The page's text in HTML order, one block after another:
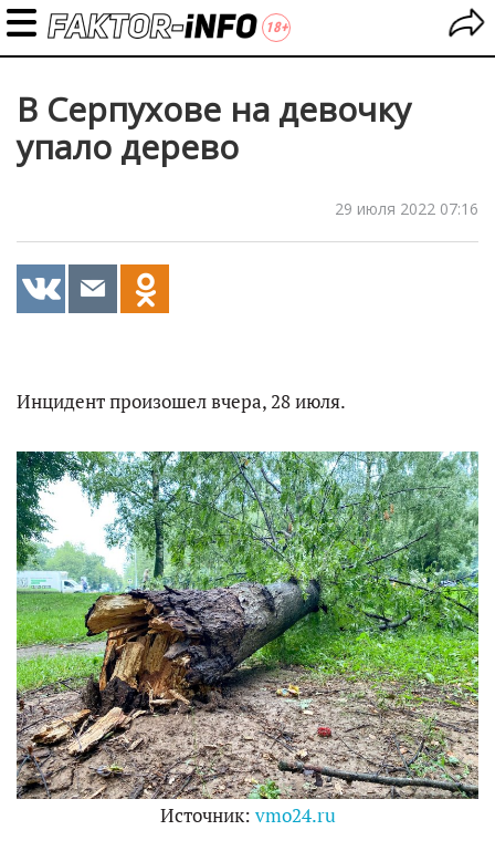
В Серпухове на девочку
упало дерево
29 июля 2022 07:16
Инцидент произошел вчера, 28 июля.
Источник: vmo24.ru